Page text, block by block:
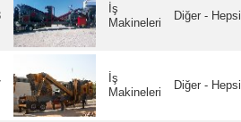
İş
Makineleri
Diğer - Hepsi
İş
Makineleri
Diğer - Hepsi